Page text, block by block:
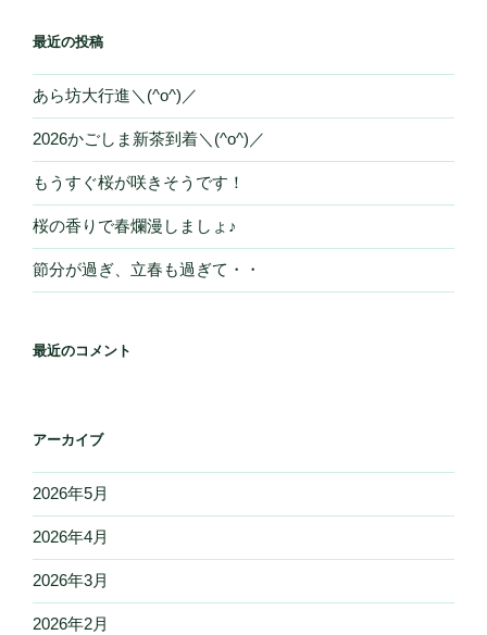
最近の投稿
あら坊大行進＼(^o^)／
2026かごしま新茶到着＼(^o^)／
もうすぐ桜が咲きそうです！
桜の香りで春爛漫しましょ♪
節分が過ぎ、立春も過ぎて・・
最近のコメント
アーカイブ
2026年5月
2026年4月
2026年3月
2026年2月